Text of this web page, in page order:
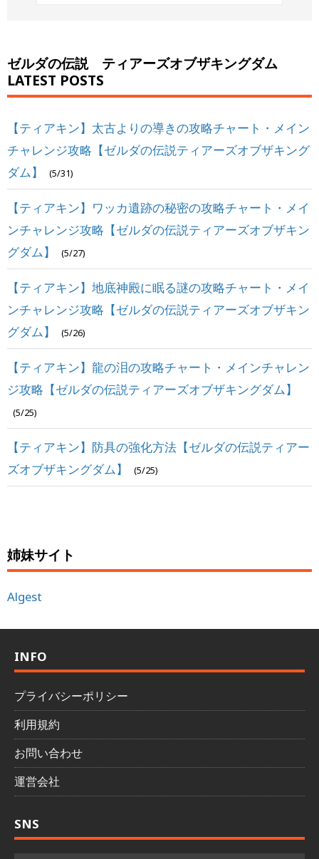
ゼルダの伝説 ティアーズオブザキングダム
LATEST POSTS
【ティアキン】太古よりの導きの攻略チャート・メイン
チャレンジ攻略【ゼルダの伝説ティアーズオブザキング
ダム】
(5/31)
【ティアキン】ワッカ遺跡の秘密の攻略チャート・メイ
ンチャレンジ攻略【ゼルダの伝説ティアーズオブザキン
グダム】
(5/27)
【ティアキン】地底神殿に眠る謎の攻略チャート・メイ
ンチャレンジ攻略【ゼルダの伝説ティアーズオブザキン
グダム】
(5/26)
【ティアキン】龍の泪の攻略チャート・メインチャレン
ジ攻略【ゼルダの伝説ティアーズオブザキングダム】
(5/25)
【ティアキン】防具の強化方法【ゼルダの伝説ティアー
ズオブザキングダム】
(5/25)
姉妹サイト
Algest
INFO
プライバシーポリシー
利用規約
お問い合わせ
運営会社
SNS